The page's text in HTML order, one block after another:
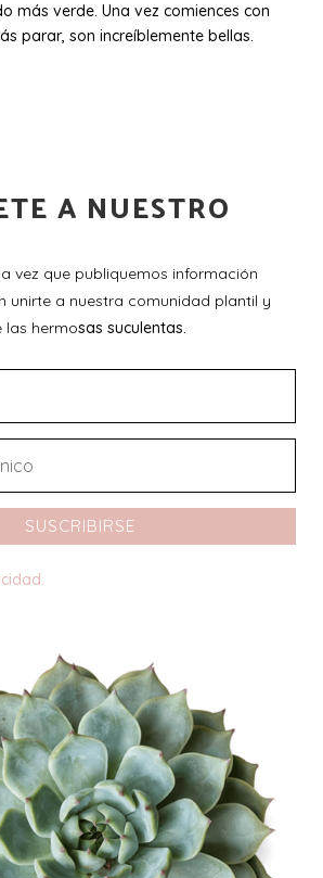
más verde. Una vez comiences con
parar, son increíblemente bellas.
A NUESTRO
vez que publiquemos información
unirte a nuestra comunidad plantil y
las hermosas suculentas.
SUSCRIBIRSE